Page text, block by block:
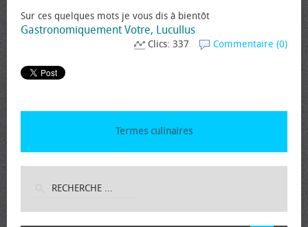
Sur ces quelques mots je vous dis à bientôt
Gastronomiquement Votre, Lucullus
Commentaire (0)
Clics: 337
Termes culinaires